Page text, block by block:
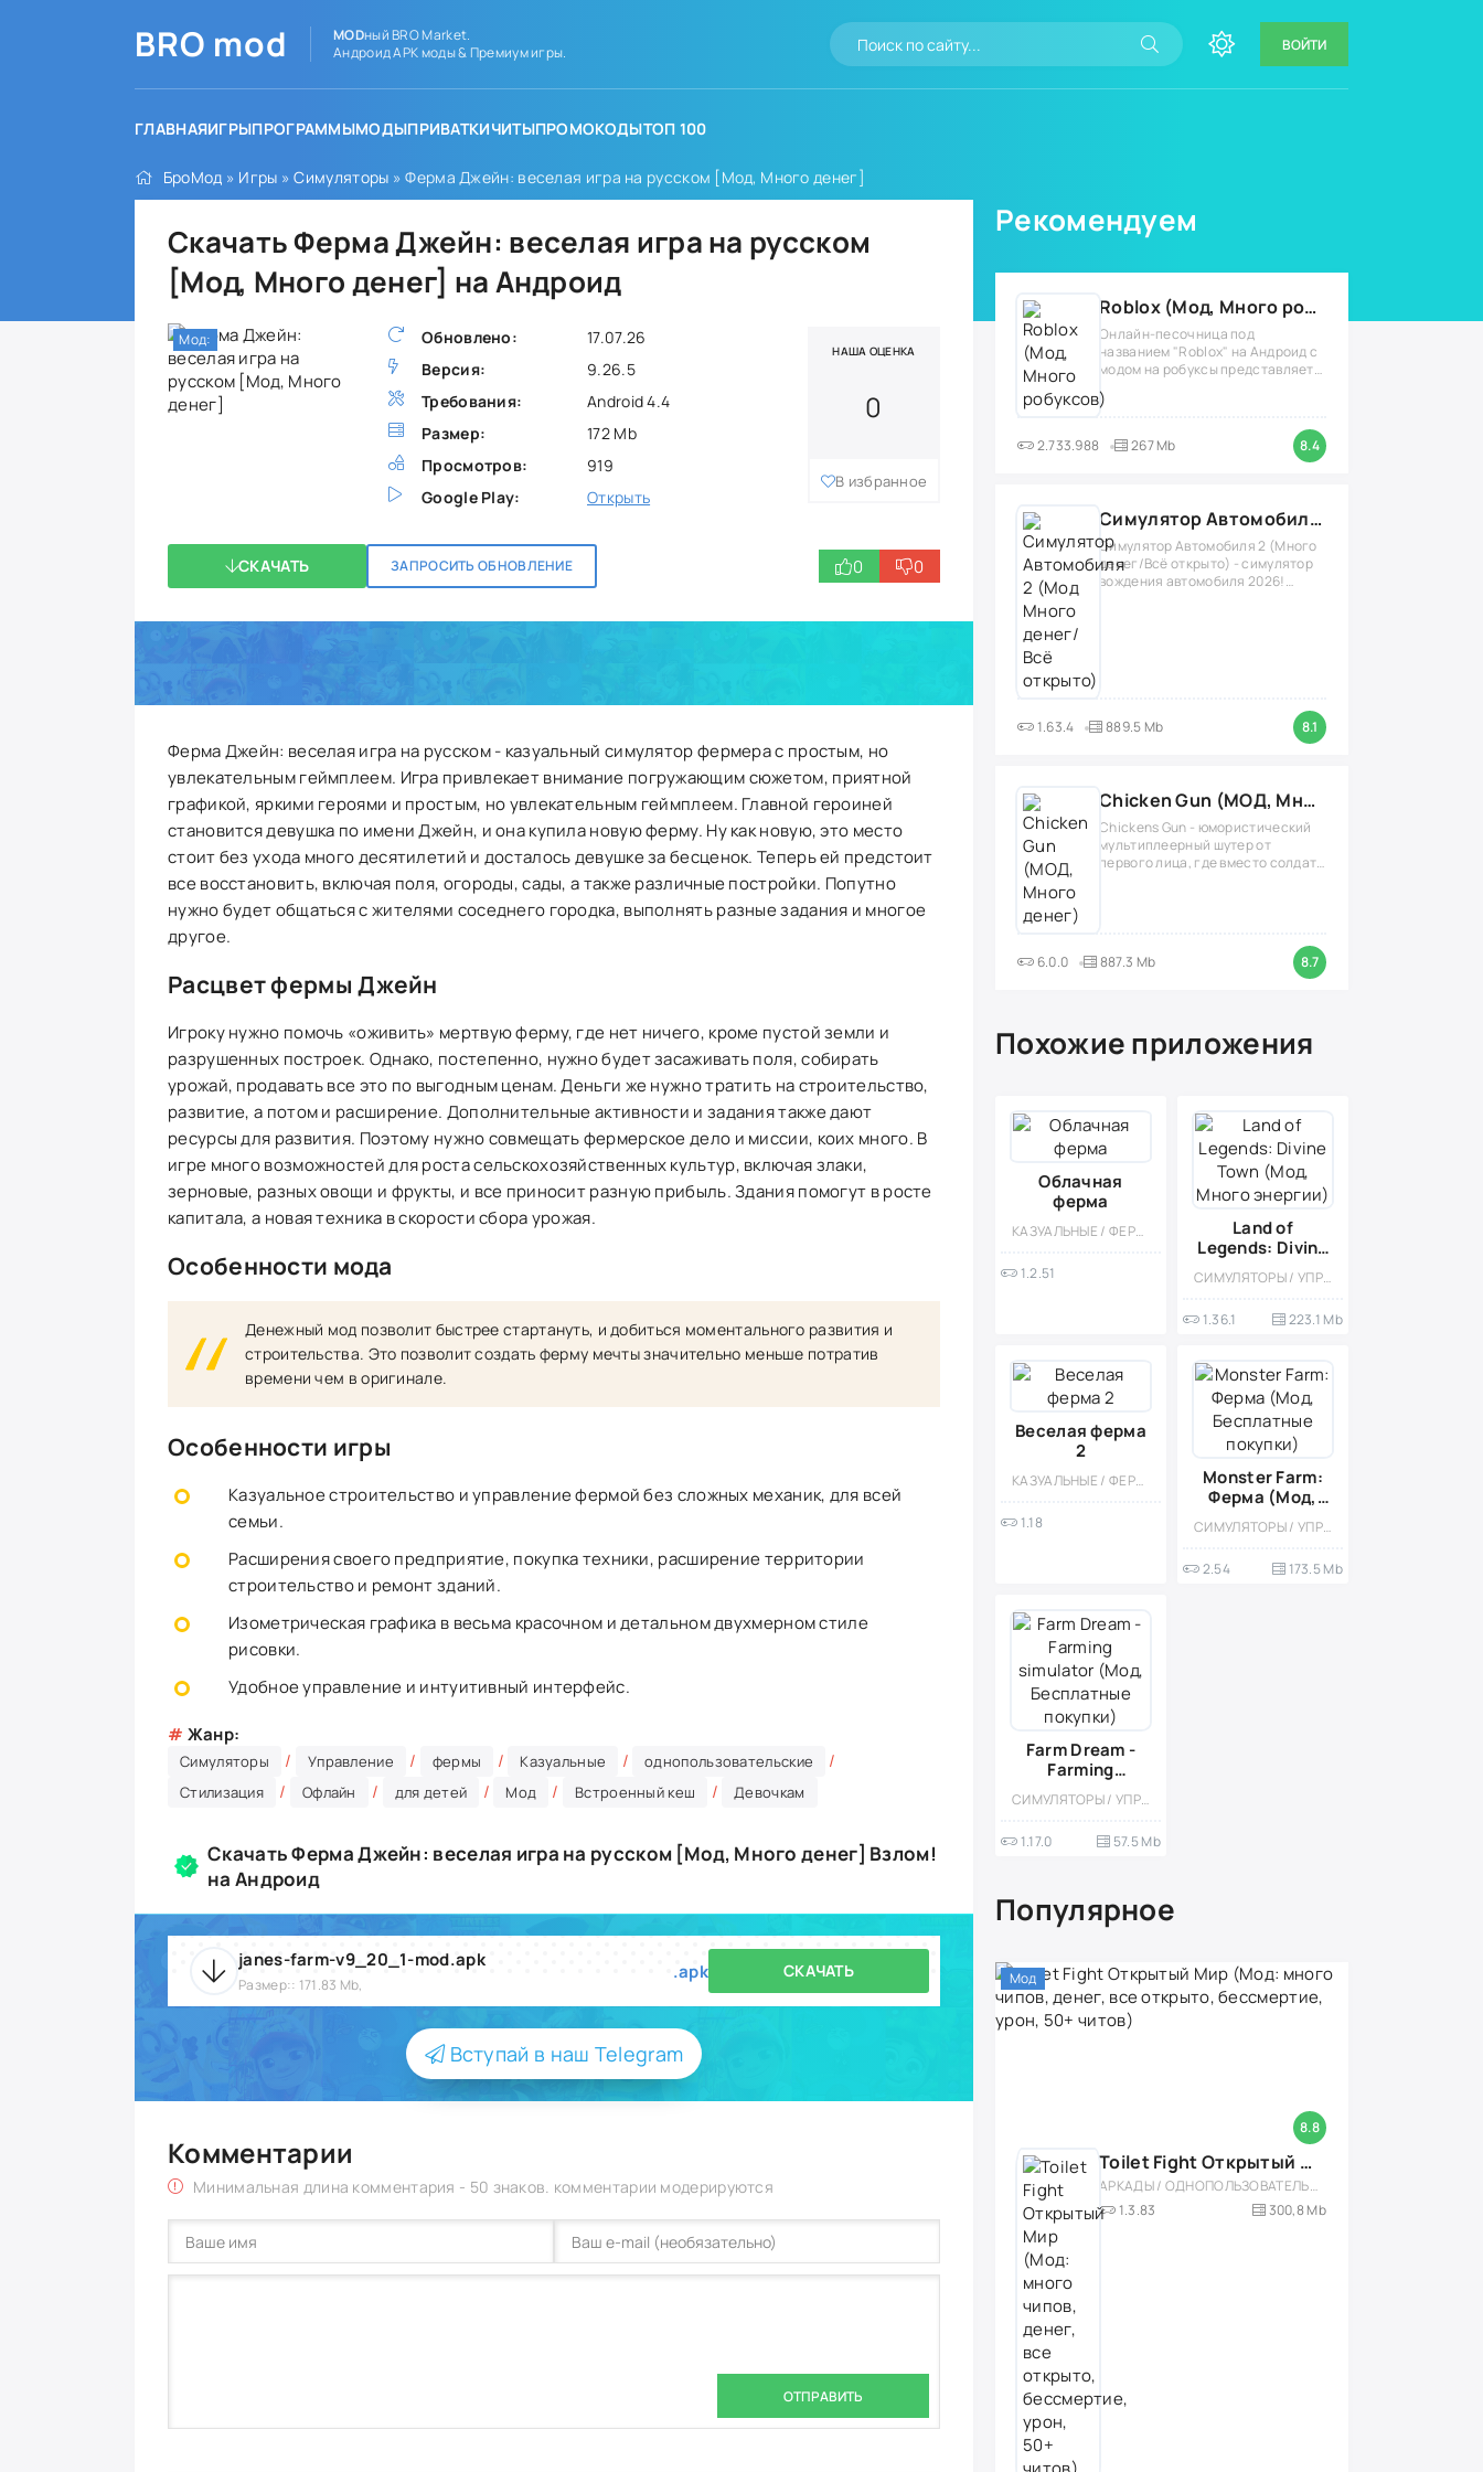
BRO mod MODный BRO Market.
Андроид APK моды & Премиум игры.
ВОЙТИ
ГЛАВНАЯИГРЫПРОГРАММЫМОДЫПРИВАТКИЧИТЫПРОМОКОДЫТОП 100
БроМод » Игры »Симуляторы » Ферма Джейн: веселая игра на русском [Мод, Много денег]
Скачать Ферма Джейн: веселая игра на русском
[Мод, Много денег] на Андроид
Обновлено:
17.07.26
Версия:
9.26.5
Требования:
Android 4.4
Размер:
172 Mb
Просмотров:
919
Google Play:
Открыть
НАША ОЦЕНКА
0
В избранное
СКАЧАТЬ ЗАПРОСИТЬ ОБНОВЛЕНИЕ 0 0
Мод:
Ферма Джейн: веселая игра на русском - казуальный симулятор фермера с простым, но
увлекательным геймплеем. Игра привлекает внимание погружающим сюжетом, приятной
графикой, яркими героями и простым, но увлекательным геймплеем. Главной героиней
становится девушка по имени Джейн, и она купила новую ферму. Ну как новую, это место
стоит без ухода много десятилетий и досталось девушке за бесценок. Теперь ей предстоит
все восстановить, включая поля, огороды, сады, а также различные постройки. Попутно
нужно будет общаться с жителями соседнего городка, выполнять разные задания и многое
другое.
Расцвет фермы Джейн
Игроку нужно помочь «оживить» мертвую ферму, где нет ничего, кроме пустой земли и
разрушенных построек. Однако, постепенно, нужно будет засаживать поля, собирать
урожай, продавать все это по выгодным ценам. Деньги же нужно тратить на строительство,
развитие, а потом и расширение. Дополнительные активности и задания также дают
ресурсы для развития. Поэтому нужно совмещать фермерское дело и миссии, коих много. В
игре много возможностей для роста сельскохозяйственных культур, включая злаки,
зерновые, разных овощи и фрукты, и все приносит разную прибыль. Здания помогут в росте
капитала, а новая техника в скорости сбора урожая.
Особенности мода
Денежный мод позволит быстрее стартануть, и добиться моментального развития и
строительства. Это позволит создать ферму мечты значительно меньше потратив
времени чем в оригинале.
Особенности игры
Казуальное строительство и управление фермой без сложных механик, для всей
семьи.
Расширения своего предприятие, покупка техники, расширение территории
строительство и ремонт зданий.
Изометрическая графика в весьма красочном и детальном двухмерном стиле
рисовки.
Удобное управление и интуитивный интерфейс.
# Жанр:
Симуляторы / Управление / фермы / Казуальные / однопользовательские /
Стилизация / Офлайн / для детей / Мод / Встроенный кеш / Девочкам
Скачать Ферма Джейн: веселая игра на русском [Мод, Много денег] Взлом!
на Андроид
janes-farm-v9_20_1-mod.apk
Размер:: 171.83 Mb,
.apk СКАЧАТЬ
Вступай в наш Telegram
Комментарии
Минимальная длина комментария - 50 знаков. комментарии модерируются
ОТПРАВИТЬ
Рекомендуем
Roblox (Мод, Много робуксов)
Онлайн-песочница под
названием "Roblox" на Андроид с
модом на робуксы представляет
собой
2.733.988 267 Mb 8.4
Симулятор Автомобиля 2 (Мод Много денег/Всё открыто)
Симулятор Автомобиля 2 (Много
денег/Всё открыто) - симулятор
вождения автомобиля 2026!
1.63.4 889.5 Mb 8.1
Chicken Gun (МОД, Много денег)
Chickens Gun - юмористический
мультиплеерный шутер от
первого лица, где вместо солдат
6.0.0 887.3 Mb 8.7
Похожие приложения
Облачная
ферма
КАЗУАЛЬНЫЕ / ФЕРМЫ / ОДНОПОЛЬЗОВАТЕЛЬСКИЕ / СТИЛИЗАЦИЯ / ДЕВОЧКАМ / ДЛЯ ДЕТЕЙ / ОФЛАЙН / ВИД СВЕРХУ / СИМУЛЯТОРЫ / УПРАВЛЕНИЕ
1.2.51
Land of
Legends: Divine
Town (Мод,
Много энергии)
СИМУЛЯТОРЫ / УПРАВЛЕНИЕ / КАЗУАЛЬНЫЕ / СТИЛИЗАЦИЯ / ОДНОПОЛЬЗОВАТЕЛЬСКИЕ / ВСТРОЕННЫЙ КЕШ / МОД / ФЕРМЫ / КВЕСТЫ / ДЛЯ ДЕТЕЙ / ДЕВОЧКАМ
1.36.1 223.1 Mb
Веселая ферма
2
КАЗУАЛЬНЫЕ / ФЕРМЫ / ОДНОПОЛЬЗОВАТЕЛЬСКИЕ / ОФЛАЙН / БЕЗ КЕША / СТИЛИЗАЦИЯ / УПРАВЛЕНИЕ / СИМУЛЯТОРЫ / ДЛЯ ДЕТЕЙ / ДЕВОЧКАМ
1.18
Monster Farm:
Ферма (Мод,
Бесплатные
покупки)
СИМУЛЯТОРЫ / УПРАВЛЕНИЕ / КАЗУАЛЬНЫЕ / ОДНОПОЛЬЗОВАТЕЛЬСКИЕ / СТИЛИЗАЦИЯ / ОФЛАЙН / ВСТРОЕННЫЙ КЕШ / МОД / КУЛИНАРНАЯ / ФЕРМЫ
2.54 173.5 Mb
Farm Dream -
Farming
simulator (Мод,
Бесплатные СИМУЛЯТОРЫ / УПРАВЛЕНИЕ / ФЕРМЫ / КАЗУАЛЬНЫЕ / ОДНОПОЛЬЗОВАТЕЛЬСКИЕ / СТИЛИЗАЦИЯ / ОФЛАЙН / МОД / ИЗОМЕТРИЯ / МАЛЕНЬКАЯ
1.17.0 57.5 Mb
Популярное
8.8
Мод
Toilet Fight Открытый Мир (Мод: много чипов, денег, все открыто, бессмертие, урон, 50+ читов)
АРКАДЫ / ОДНОПОЛЬЗОВАТЕЛЬСКИЕ / ОФЛАЙН / МОД / РОЛЕВЫЕ / ШУТЕРЫ / ОТКРЫТЫЙ МИР / ВСТРОЕННЫЙ КЕШ / 3D / ЭКШЕНЫ / ТУАЛЕТНЫЕ ВОЙНЫ / ДЛЯ ДЕТЕЙ
1.3.83
300,8 Mb